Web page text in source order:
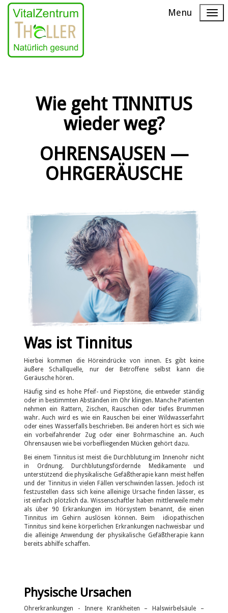
Menu
Wie geht TINNITUS
wieder weg?
OHRENSAUSEN —
OHRGERÄUSCHE
Was ist Tinnitus
Hierbei kommen die Höreindrücke von innen. Es gibt keine
äußere Schallquelle, nur der Betroffene selbst kann die
Geräusche hören.
Häufig sind es hohe Pfeif- und Piepstöne, die entweder ständig
oder in bestimmten Abständen im Ohr klingen. Manche Patienten
nehmen ein Rattern, Zischen, Rauschen oder tiefes Brummen
wahr. Auch wird es wie ein Rauschen bei einer Wildwasserfahrt
oder eines Wasserfalls beschrieben. Bei anderen hört es sich wie
ein vorbeifahrender Zug oder einer Bohrmaschine an. Auch
Ohrensausen wie bei vorbeifliegenden Mücken gehört dazu.
Bei einem Tinnitus ist meist die Durchblutung im Innenohr nicht
in Ordnung. Durchblutungsfördernde Medikamente und
unterstützend die physikalische Gefäßtherapie kann meist helfen
und der Tinnitus in vielen Fällen verschwinden lassen. Jedoch ist
festzustellen dass sich keine alleinige Ursache finden lässer, es
ist einfach plötzlich da. Wissenschaftler haben mittlerweile mehr
als über 90 Erkrankungen im Hörsystem benannt, die einen
Tinnitus im Gehirn auslösen können. Beim idiopathischen
Tinnitus sind keine körperlichen Erkrankungen nachweisbar und
die alleinige Anwendung der physikalische Gefäßtherapie kann
bereits abhilfe schaffen.
Physische Ursachen
Ohrerkrankungen - Innere Krankheiten – Halswirbelsäule –